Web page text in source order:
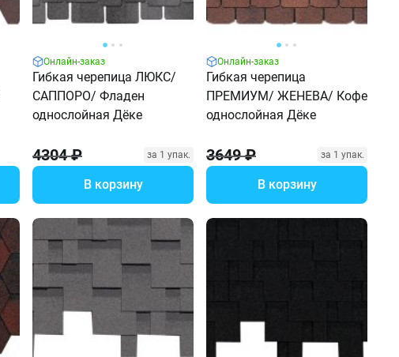
Онлайн-заказ
Гибкая черепица ЛЮКС/
САППОРО/ Фладен
однослойная Дёке
4304 ₽ за 1 упак.
В корзину
Онлайн-заказ
Гибкая черепица
ПРЕМИУМ/ ЖЕНЕВА/ Кофе
однослойная Дёке
3649 ₽ за 1 упак.
В корзину